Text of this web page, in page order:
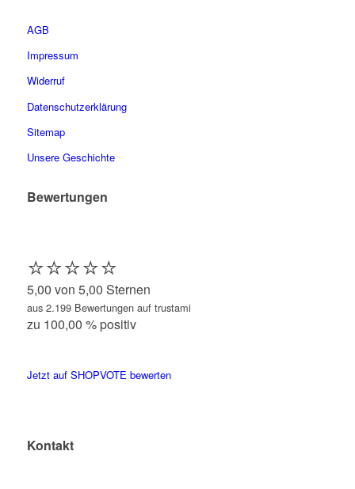
AGB
Impressum
Widerruf
Datenschutzerklärung
Sitemap
Unsere Geschichte
Bewertungen
⭐️⭐️⭐️⭐️⭐️
5,00 von 5,00 Sternen
aus 2.199 Bewertungen auf trustami
zu 100,00 % positiv
Jetzt auf SHOPVOTE bewerten
Kontakt